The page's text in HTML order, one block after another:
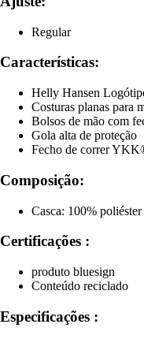
Regular
Características:
Helly Hansen
Costuras planas para
Bolsos de mão com
Gola alta de proteção
Fecho de correr
Composição:
Casca: 100%
Certificações :
produto bluesign
Conteúdo reciclado
Especificações :